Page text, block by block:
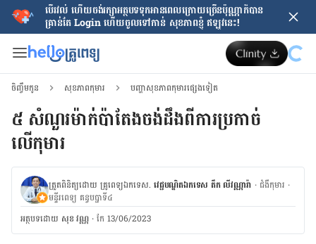
បើរវល់ ហើយចង់​រក្សាអត្ថបទទុកអានពេលក្រោយ​ច្រើនប៉ុណ្ណាក៏បាន
គ្រាន់តែ​ Login ហើយចូលទៅកាន់ សុខភាពខ្ញុំ ឥឡូវនេះ!
ចិញ្ចឹមកូន សុខភាពកុមារ បញ្ហាសុខភាពកុមារផ្សេងទៀត
៥ សំណួរម៉ាក់ប៉ាតែងចង់ដឹងពីការប្រកាច់
លើកុមារ
ត្រួតពិនិត្យដោយ គ្រូពេទ្យឯកទេស. វេជ្ជបណ្ឌិតឯកទេស តឹក លីវណ្ណារ៉ា · ជំងឺកុមារ ·
មន្ទីរពេទ្យ គន្ធបប្ផាទី៤
អត្ថបទ​ដោយ សុខ វណ្ណ ·កែ 13/06/2023